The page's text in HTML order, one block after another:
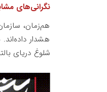
نگرانی‌های
هم‌زمان،
هشدار
شلوغ دریای